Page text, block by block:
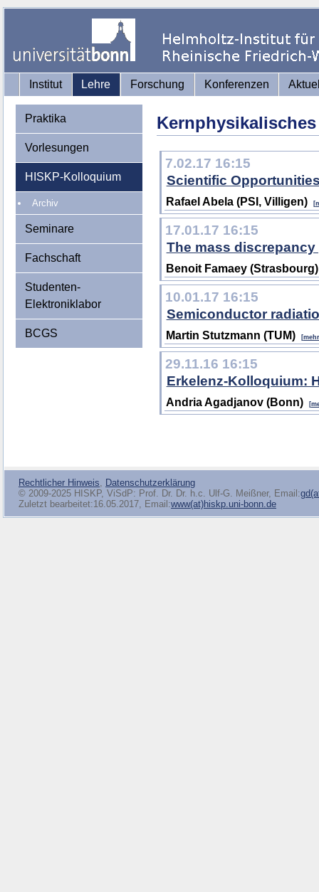
Institut Lehre Forschung Konferenzen
Praktika
Vorlesungen
HISKP-Kolloquium
Archiv
Seminare
Fachschaft
Studenten-
Elektroniklabor
BCGS
7.02.17 16:15
Scientific
Rafael Abela (PSI, Villigen)
17.01.17 16:15
The mass
Benoit Famaey (Strasbourg)
10.01.17 16:15
Semiconductor
Martin Stutzmann (TUM)
29.11.16 16:15
Erkelenz-Kolloquium:
Andria Agadjanov (Bonn)
Rechtlicher Hinweis, Datenschutzerklärung
© 2009-2025 HISKP, ViSdP: Prof. Dr. Dr. h.c. Ulf-G. Meißner, Email:
Zuletzt bearbeitet:16.05.2017, Email:www(at)hiskp.uni-bonn.de